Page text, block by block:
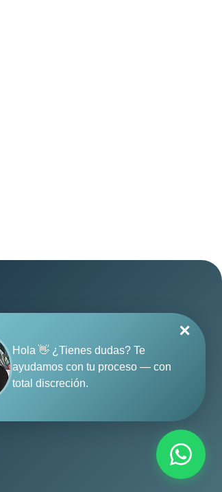
✕
Hola 👋 ¿Tienes dudas? Te
ayudamos con tu proceso — con
total discreción.
Política de privacidad
Términos y condiciones